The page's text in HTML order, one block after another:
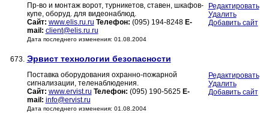
Пр-во и монтаж ворот, турникетов, ставен, шкафов-
купе, оборуд. для видеонаблюд.
Сайт: www.elis.ru.ru Телефон: (095) 194-8248 E-
mail: client@elis.ru.ru
Дата последнего изменения: 01.08.2004
Редактировать
Удалить
Добавить сайт
673. Эрвист технологии безопасности
Поставка оборудования охранно-пожарной
сигнализации, теленаблюдения.
Сайт: www.ervist.ru Телефон: (095) 190-5625 E-
mail: info@ervist.ru
Дата последнего изменения: 01.08.2004
Редактировать
Удалить
Добавить сайт